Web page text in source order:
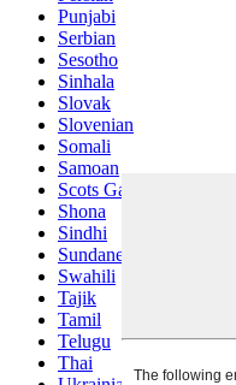
Punjabi
Serbian
Sesotho
Sinhala
Slovak
Slovenian
Somali
Samoan
Scots Gaelic
Shona
Sindhi
Sundanese
Swahili
Tajik
Tamil
Telugu
Thai